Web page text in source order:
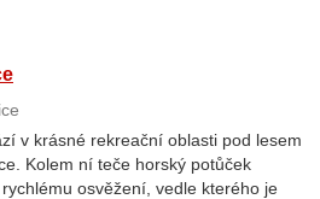
v krásné rekreační oblasti pod lesem
Kolem ní teče horský potůček
osvěžení, vedle kterého je